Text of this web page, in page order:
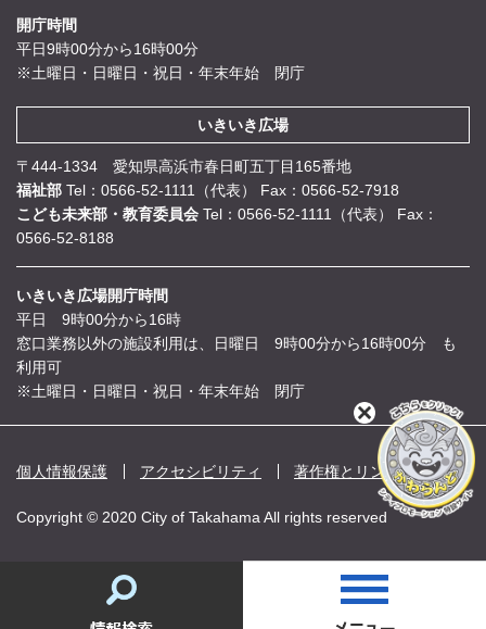
開庁時間
平日9時00分から16時00分
※土曜日・日曜日・祝日・年末年始 閉庁
いきいき広場
〒444-1334 愛知県高浜市春日町五丁目165番地
福祉部 Tel：0566-52-1111（代表）
Fax：0566-52-7918
こども未来部・教育委員会 Tel：0566-52-1111（代表）
Fax：
0566-52-8188
いきいき広場開庁時間
平日 9時00分から16時
窓口業務以外の施設利用は、日曜日 9時00分から16時00分 も
利用可
※土曜日・日曜日・祝日・年末年始 閉庁
個人情報保護 アクセシビリティ 著作権とリンク
Copyright © 2020 City of Takahama All rights reserved
閉